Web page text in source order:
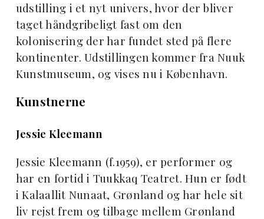
udstilling i et nyt univers, hvor der bliver
taget håndgribeligt fast om den
kolonisering der har fundet sted på flere
kontinenter. Udstillingen kommer fra Nuuk
Kunstmuseum, og vises nu i København.
Kunstnerne
Jessie Kleemann
Jessie Kleemann (f.1959), er performer og
har en fortid i Tuukkaq Teatret. Hun er født
i Kalaallit Nunaat, Grønland og har hele sit
liv rejst frem og tilbage mellem Grønland